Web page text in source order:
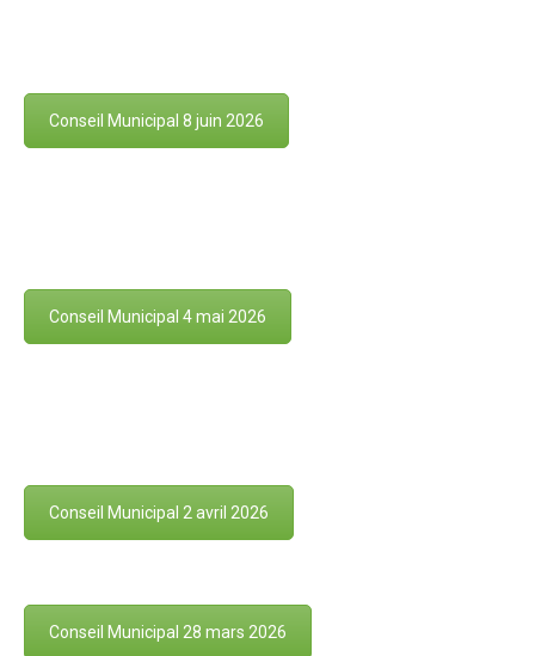
Conseil Municipal 8 juin 2026
Conseil Municipal 4 mai 2026
Conseil Municipal 2 avril 2026
Conseil Municipal 28 mars 2026